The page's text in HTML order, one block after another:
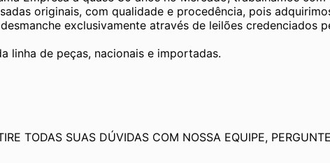
originais, com qualidade e procedência, pois
exclusivamente através de leilões credenciados
linha de peças, nacionais e importadas.
TODAS SUAS DÚVIDAS COM NOSSA EQUIPE,